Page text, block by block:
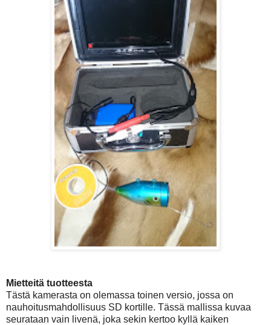
Mietteitä tuotteesta
Tästä kamerasta on olemassa toinen versio, jossa on
nauhoitusmahdollisuus SD kortille. Tässä mallissa kuvaa
seurataan vain livenä, joka sekin kertoo kyllä kaiken